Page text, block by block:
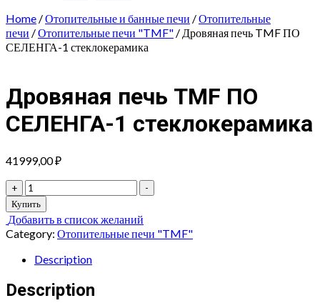
Home /Отопительные и банные печи /Отопительные
печи /Отопительные печи "TMF" / Дровяная печь TMF ПО
СЕЛЕНГА-1 стеклокерамика
Дровяная печь TMF ПО
СЕЛЕНГА-1 стеклокерамика
41999,00₽
+
Дровяная
печь
TMF
ПО
СЕЛЕНГА-1
стеклокерамика
-
Купить
Добавить в список желаний
Category: Отопительные печи "TMF"
Description
Description